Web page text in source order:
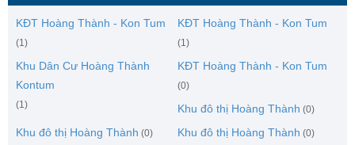
KĐT Hoàng Thành - Kon Tum
(1)
KĐT Hoàng Thành - Kon Tum
(1)
Khu Dân Cư Hoàng Thành
Kontum
(1)
KĐT Hoàng Thành - Kon Tum
(0)
Khu đô thị Hoàng Thành (0)
Khu đô thị Hoàng Thành (0) Khu đô thị Hoàng Thành (0)